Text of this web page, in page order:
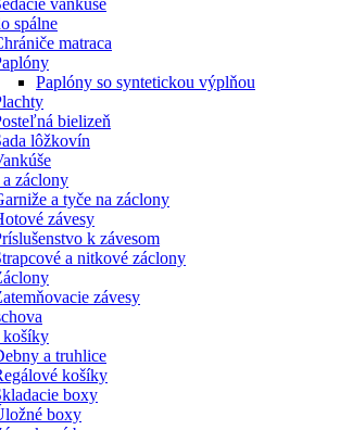
spálne
matraca
Paplóny so syntetickou výplňou
bielizeň
lôžkovín
záclony
a tyče na záclony
závesy
k závesom
a nitkové záclony
závesy
a truhlice
košíky
boxy
boxy